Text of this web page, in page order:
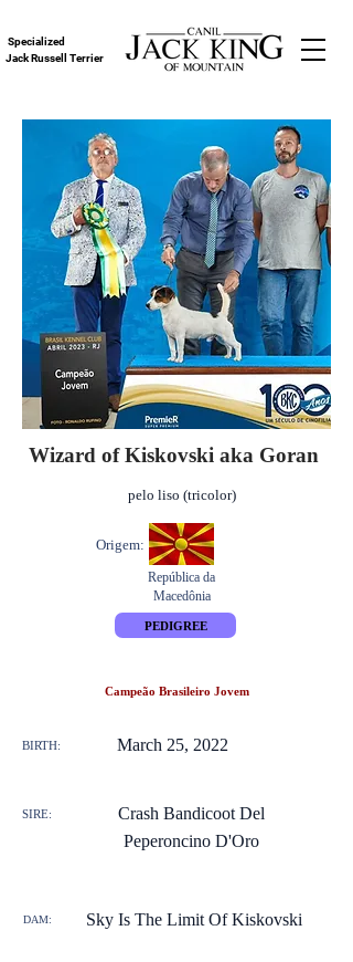
Specialized
Jack Russell Terrier
Wizard of Kiskovski aka Goran
pelo liso (tricolor)
Origem:
República da
Macedônia
PEDIGREE
Campeão Brasileiro Jovem
March 25, 2022
BIRTH:
SIRE:
Crash Bandicoot Del
Peperoncino D'Oro
DAM: Sky Is The Limit Of Kiskovski